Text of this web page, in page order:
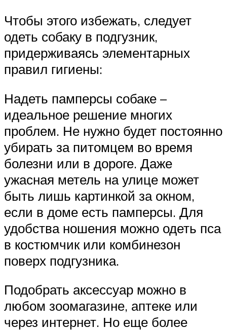
Чтобы этого избежать, следует
одеть собаку в подгузник,
придерживаясь элементарных
правил гигиены:
Надеть памперсы собаке –
идеальное решение многих
проблем. Не нужно будет постоянно
убирать за питомцем во время
болезни или в дороге. Даже
ужасная метель на улице может
быть лишь картинкой за окном,
если в доме есть памперсы. Для
удобства ношения можно одеть пса
в костюмчик или комбинезон
поверх подгузника.
Подобрать аксессуар можно в
любом зоомагазине, аптеке или
через интернет. Но еще более